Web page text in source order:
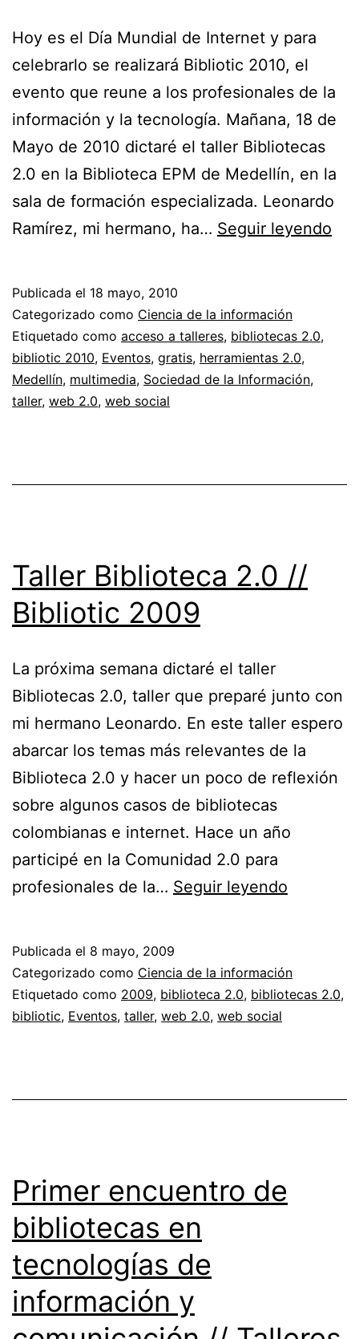
Hoy es el Día Mundial de Internet y para
celebrarlo se realizará Bibliotic 2010, el
evento que reune a los profesionales de la
información y la tecnología. Mañana, 18 de
Mayo de 2010 dictaré el taller Bibliotecas
2.0 en la Biblioteca EPM de Medellín, en la
sala de formación especializada. Leonardo
Ramírez, mi hermano, ha… Seguir leyendo
Publicada el 18 mayo, 2010
Categorizado como Ciencia de la información
Etiquetado como acceso a talleres, bibliotecas 2.0,
bibliotic 2010, Eventos, gratis, herramientas 2.0,
Medellín, multimedia, Sociedad de la Información,
taller, web 2.0, web social
Taller Biblioteca 2.0 //
Bibliotic 2009
La próxima semana dictaré el taller
Bibliotecas 2.0, taller que preparé junto con
mi hermano Leonardo. En este taller espero
abarcar los temas más relevantes de la
Biblioteca 2.0 y hacer un poco de reflexión
sobre algunos casos de bibliotecas
colombianas e internet. Hace un año
participé en la Comunidad 2.0 para
profesionales de la… Seguir leyendo
//
Bibliotic
Publicada el 8 mayo, 2009
Categorizado como Ciencia de la información
Etiquetado como 2009, biblioteca 2.0, bibliotecas 2.0,
bibliotic, Eventos, taller, web 2.0, web social
Primer encuentro de
bibliotecas en
tecnologías de
información y